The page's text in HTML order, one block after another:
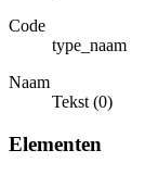
Code
type_naam
Naam
Tekst (0)
Elementen